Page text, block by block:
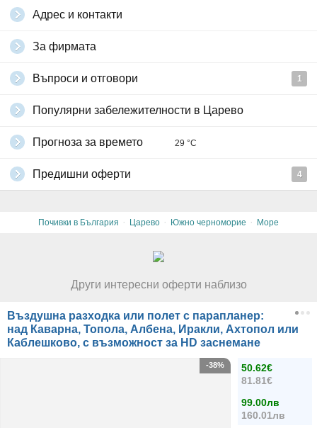
Адрес и контакти
За фирмата
Въпроси и отговори 1
Популярни забележителности в Царево
Прогноза за времето 29 °C
Предишни оферти 4
Почивки в България · Царево · Южно черноморие · Море
Други интересни оферти наблизо
Въздушна разходка или полет с парапланер:
над Каварна, Топола, Албена, Иракли, Ахтопол или
Каблешково, с възможност за HD заснемане
50.62€
81.81€
99.00лв
160.01лв
-38%